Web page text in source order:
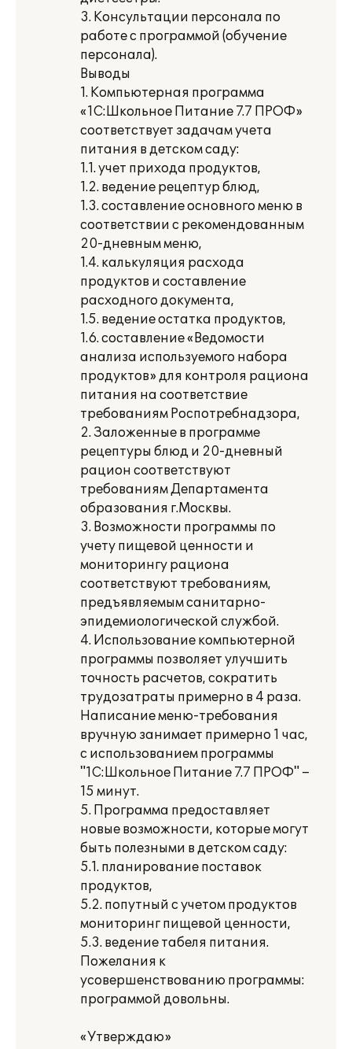
3. Консультации персонала по
работе с программой (обучение
персонала).
Выводы
1. Компьютерная программа
«1С:Школьное Питание 7.7 ПРОФ»
соответствует задачам учета
питания в детском саду:
1.1. учет прихода продуктов,
1.2. ведение рецептур блюд,
1.3. составление основного меню в
соответствии с рекомендованным
20-дневным меню,
1.4. калькуляция расхода
продуктов и составление
расходного документа,
1.5. ведение остатка продуктов,
1.6. составление «Ведомости
анализа используемого набора
продуктов» для контроля рациона
питания на соответствие
требованиям Роспотребнадзора,
2. Заложенные в программе
рецептуры блюд и 20-дневный
рацион соответствуют
требованиям Департамента
образования г.Москвы.
3. Возможности программы по
учету пищевой ценности и
мониторингу рациона
соответствуют требованиям,
предъявляемым санитарно-
эпидемиологической службой.
4. Использование компьютерной
программы позволяет улучшить
точность расчетов, сократить
трудозатраты примерно в 4 раза.
Написание меню-требования
вручную занимает примерно 1 час,
с использованием программы
"1С:Школьное Питание 7.7 ПРОФ" –
15 минут.
5. Программа предоставляет
новые возможности, которые могут
быть полезными в детском саду:
5.1. планирование поставок
продуктов,
5.2. попутный с учетом продуктов
мониторинг пищевой ценности,
5.3. ведение табеля питания.
Пожелания к
усовершенствованию программы:
программой довольны.
«Утверждаю»